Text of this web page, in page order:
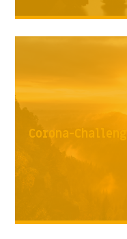
Corona-Challenge